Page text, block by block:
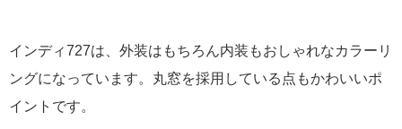
インディ727は、外装はもちろん内装もおしゃれなカラーリ
ングになっています。丸窓を採用している点もかわいいポ
イントです。